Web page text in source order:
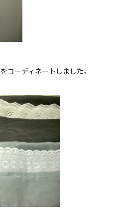
コーディネートしました。